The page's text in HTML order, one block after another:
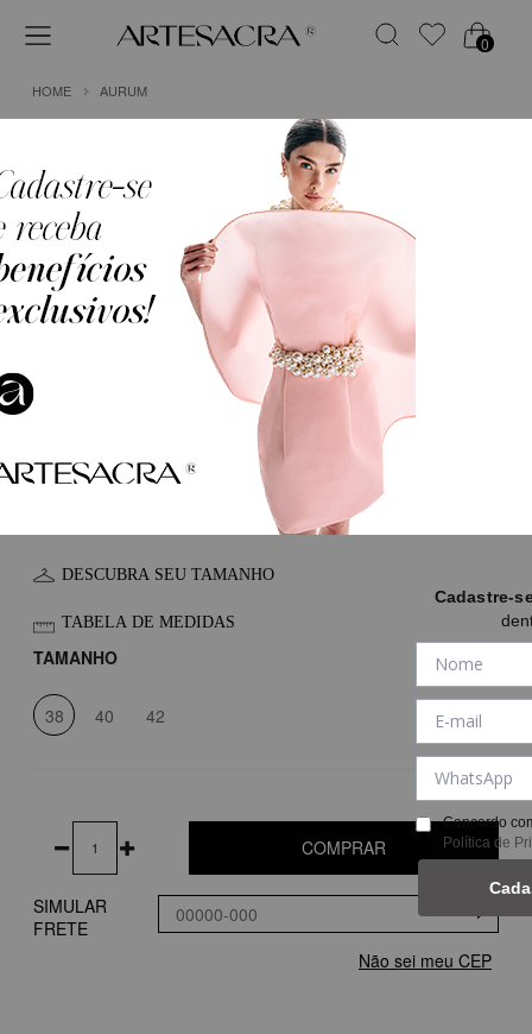
0
HOME AURUM
CALÇA CETIM BALLOON
R$ 1.499,75
(Sem Juros)
DESCUBRA SEU TAMANHO
TABELA DE MEDIDAS
TAMANHO
38 40 42
COMPRAR
SIMULAR
FRETE
Não sei meu CEP
Cadastre-
Concordo
Política de